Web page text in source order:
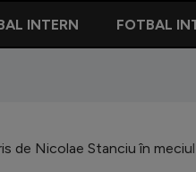
INTERN FOTBAL
de Nicolae Stanciu în